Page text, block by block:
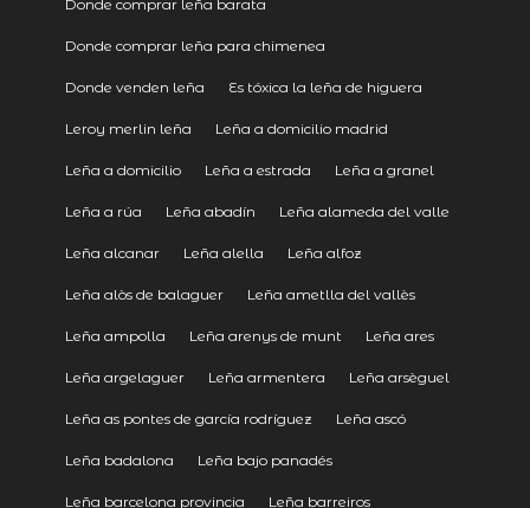
Donde comprar leña barata
Donde comprar leña para chimenea
Donde venden leña Es tóxica la leña de higuera
Leroy merlin leña Leña a domicilio madrid
Leña a domicilio Leña a estrada Leña a granel
Leña a rúa Leña abadín Leña alameda del valle
Leña alcanar Leña alella Leña alfoz
Leña alòs de balaguer Leña ametlla del vallès
Leña ampolla Leña arenys de munt Leña ares
Leña argelaguer Leña armentera Leña arsèguel
Leña as pontes de garcía rodríguez Leña ascó
Leña badalona Leña bajo panadés
Leña barcelona provincia Leña barreiros